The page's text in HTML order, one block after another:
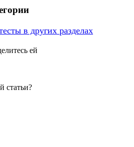
в других разделах
ей
статьи?